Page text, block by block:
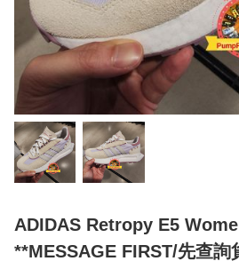
ADIDAS Retropy E5
**MESSAGE FIRST/先查詢